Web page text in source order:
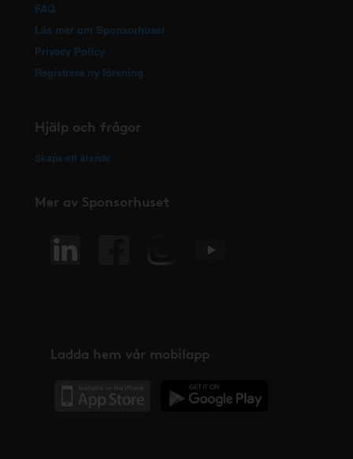
FAQ
Läs mer om Sponsorhuset
Privacy Policy
Registrera ny förening
Hjälp och frågor
Skapa ett ärende
Mer av Sponsorhuset
Ladda hem vår mobilapp